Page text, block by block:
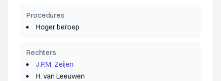
Procedures
Hoger beroep
Rechters
J.P.M. Zeijen
H. van Leeuwen